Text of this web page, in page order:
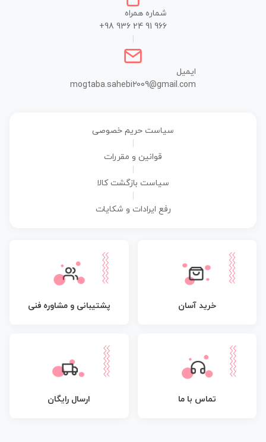
شماره همراه
+98 936 24 91 966
ایمیل
mogtaba.sahebi2009@gmail.com
سیاست حریم خصوصی
قوانین و مقررات
سیاست بازگشت کالا
رفع ایرادات و شکایات
خرید آسان پشتیبانی و مشاوره فنی
تماس با ما ارسال رایگان